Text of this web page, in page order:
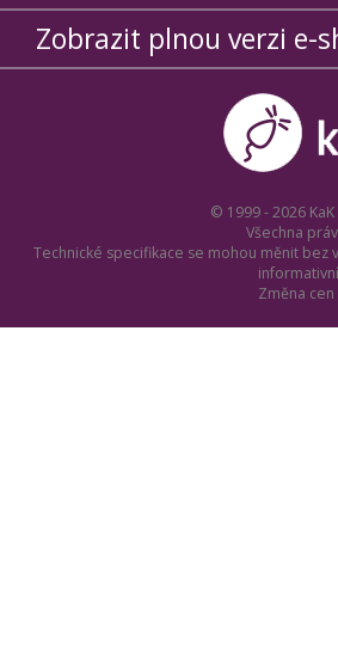
Zobrazit plnou verzi e-
© 1999 - 2026
Všechna
Technické specifikace se mohou měnit
Změna